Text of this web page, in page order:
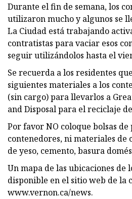
Durante el fin de semana, los
utilizaron mucho y algunos se
La Ciudad está trabajando
contratistas para vaciar esos
seguir utilizándolos hasta el
Se recuerda a los residentes
siguientes materiales a los
(sin cargo) para llevarlos a
and Disposal para el reciclaje
Por favor NO coloque bolsas de
contenedores, ni materiales de
de yeso, cemento, basura
Un mapa de las ubicaciones de
disponible en el sitio web de la
www.vernon.ca/news.